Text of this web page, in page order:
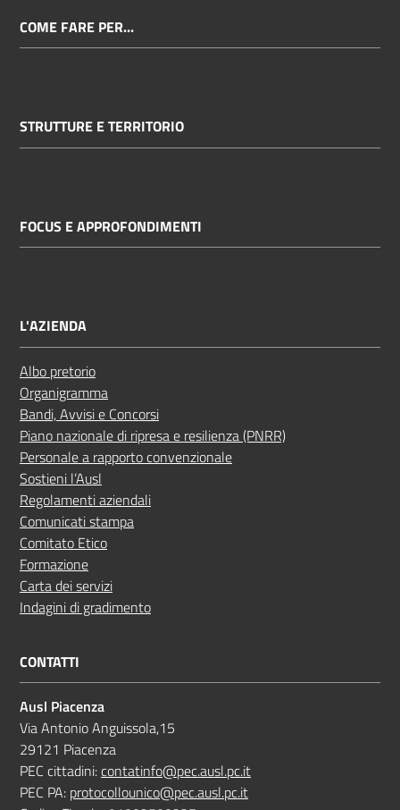
COME FARE PER...
STRUTTURE E TERRITORIO
FOCUS E APPROFONDIMENTI
L'AZIENDA
Albo pretorio
Organigramma
Bandi, Avvisi e Concorsi
Piano nazionale di ripresa e resilienza (PNRR)
Personale a rapporto convenzionale
Sostieni l’Ausl
Regolamenti aziendali
Comunicati stampa
Comitato Etico
Formazione
Carta dei servizi
Indagini di gradimento
CONTATTI
Ausl Piacenza
Via Antonio Anguissola,15
29121 Piacenza
PEC cittadini:contatinfo@pec.ausl.pc.it
PEC PA: protocollounico@pec.ausl.pc.it